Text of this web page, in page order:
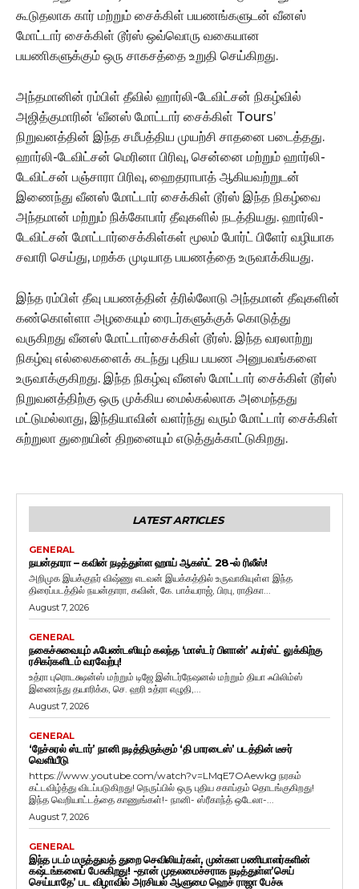
கூடுதலாக கார் மற்றும் சைக்கிள் பயணங்களுடன் வீனஸ்
மோட்டார் சைக்கிள் டூர்ஸ் ஒவ்வொரு வகையான
பயணிகளுக்கும் ஒரு சாகசத்தை உறுதி செய்கிறது.
அந்தமானின் ரம்பிள் தீவில் ஹார்லி-டேவிட்சன் நிகழ்வில்
அஜித்குமாரின் ‘வீனஸ் மோட்டார் சைக்கிள் Tours’
நிறுவனத்தின் இந்த சமீபத்திய முயற்சி சாதனை படைத்தது.
ஹார்லி-டேவிட்சன் மெரினா பிரிவு, சென்னை மற்றும் ஹார்லி-
டேவிட்சன் பஞ்சாரா பிரிவு, ஹைதராபாத் ஆகியவற்றுடன்
இணைந்து வீனஸ் மோட்டார் சைக்கிள் டூர்ஸ் இந்த நிகழ்வை
அந்தமான் மற்றும் நிக்கோபார் தீவுகளில் நடத்தியது. ஹார்லி-
டேவிட்சன் மோட்டார்சைக்கிள்கள் மூலம் போர்ட் பிளேர் வழியாக
சவாரி செய்து, மறக்க முடியாத பயணத்தை உருவாக்கியது.
இந்த ரம்பிள் தீவு பயணத்தின் த்ரில்லோடு அந்தமான் தீவுகளின்
கண்கொள்ளா அழகையும் ரைடர்களுக்குக் கொடுத்து
வருகிறது வீனஸ் மோட்டார்சைக்கிள் டூர்ஸ். இந்த வரலாற்று
நிகழ்வு எல்லைகளைக் கடந்து புதிய பயண அனுபவங்களை
உருவாக்குகிறது. இந்த நிகழ்வு வீனஸ் மோட்டார் சைக்கிள் டூர்ஸ்
நிறுவனத்திற்கு ஒரு முக்கிய மைல்கல்லாக அமைந்தது
மட்டுமல்லாது, இந்தியாவின் வளர்ந்து வரும் மோட்டார் சைக்கிள்
சுற்றுலா துறையின் திறனையும் எடுத்துக்காட்டுகிறது.
LATEST ARTICLES
GENERAL
நயன்தாரா – கவின் நடித்துள்ள ஹாய் ஆகஸ்ட் 28-ல் ரிலீஸ்!
அறிமுக இயக்குநர் விஷ்ணு எடவன் இயக்கத்தில் உருவாகியுள்ள இந்த
திரைப்படத்தில் நயன்தாரா, கவின், கே. பாக்யராஜ், பிரபு, ராதிகா...
August 7, 2026
GENERAL
நகைச்சுவையும் ஃபேண்டஸியும் கலந்த ‘மாஸ்டர் பிளான்’ ஃபர்ஸ்ட் லுக்கிற்கு
ரசிகர்களிடம் வரவேற்பு!
உத்ரா புரொடக்ஷன்ஸ் மற்றும் டிஜே இன்டர்நேஷனல் மற்றும் தியா ஃபிலிம்ஸ்
இணைந்து தயாரிக்க, செ. ஹரி உத்ரா எழுதி,...
August 7, 2026
GENERAL
‘நேச்சுரல் ஸ்டார்’ நானி நடித்திருக்கும் ‘தி பாரடைஸ்’ படத்தின் டீசர்
வெளியீடு
https://www.youtube.com/watch?v=LMqE7OAewkg நரகம்
கட்டவிழ்த்து விடப்படுகிறது! நெருப்பில் ஒரு புதிய சகாப்தம் தொடங்குகிறது!
இந்த வெறியாட்டத்தை காணுங்கள்!- நானி- ஸ்ரீகாந்த் ஒடேலா-...
August 7, 2026
GENERAL
இந்த படம் மருத்துவத் துறை செவிலியர்கள், முன்கள பணியாளர்களின்
கஷ்டங்களைப் பேசுகிறது! -தான் முதலமைச்சராக நடித்துள்ள’செய்
செய்யாதே’ பட விழாவில் அரசியல் ஆளுமை ஹெச் ராஜா பேச்சு